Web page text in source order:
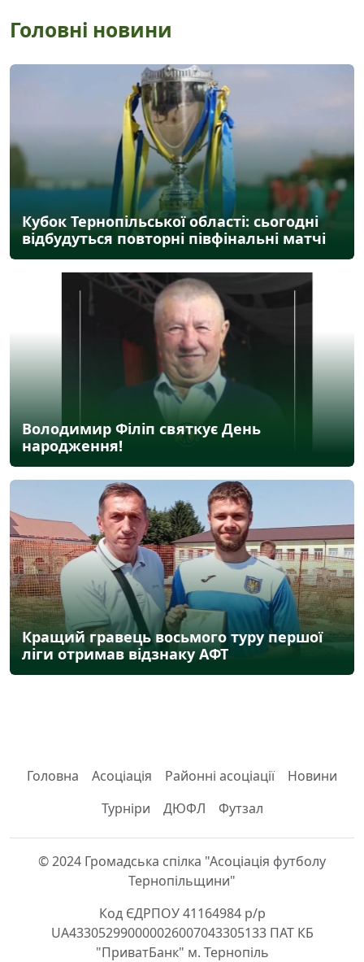
Головні новини
Кубок Тернопільської області: сьогодні
відбудуться повторні півфінальні матчі
Володимир Філіп святкує День
народження!
Кращий гравець восьмого туру першої
ліги отримав відзнаку АФТ
Головна Асоціація Районні асоціації
Новини
Турніри
ДЮФЛ Футзал
© 2024 Громадська спілка "Асоціація футболу
Тернопільщини"
Код ЄДРПОУ 41164984 р/р
UA433052990000026007043305133 ПАТ КБ
"ПриватБанк" м. Тернопіль